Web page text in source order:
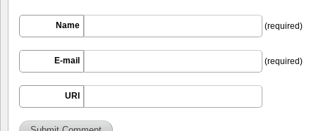
Name (required)
E-mail (required)
URI